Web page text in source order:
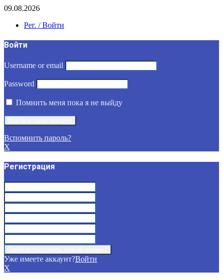
09.08.2026
Рег. / Войти
Войти
Username or email
Password
Помнить меня пока я не выйду
Вспомнить пароль?
X
Регистрация
Уже имеете аккаунт?Войти
X